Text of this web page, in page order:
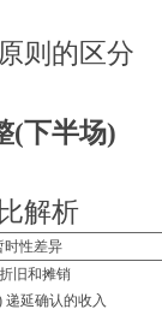
则的区分
(下半场)
解析
时性差异
折旧和摊销
递延确认的收入